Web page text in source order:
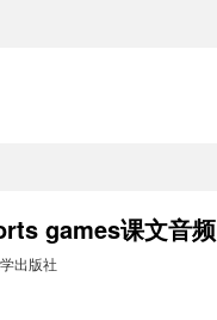
games课文音频
出版社